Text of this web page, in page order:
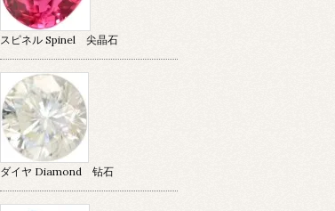
スピネル Spinel 尖晶石
ダイヤ Diamond 钻石